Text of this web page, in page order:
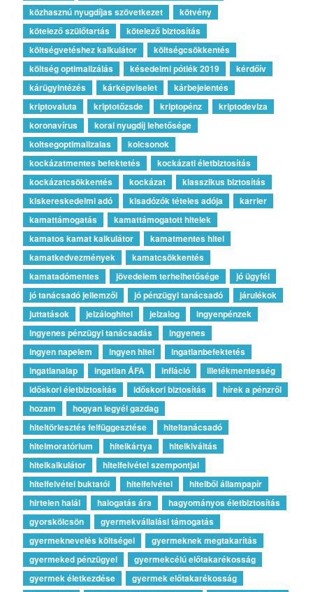
közhasznú nyugdíjas szövetkezet
kötvény
kötelező szülőtartás
kötelező biztosítás
költségvetéshez kalkulátor
költségcsökkentés
költség optimalizálás
késedelmi pótlék 2019
kérdőív
kárügyintézés
kárképviselet
kárbejelentés
kriptovaluta
kriptotőzsde kriptopénz
kriptodeviza
koronavírus
korai nyugdíj lehetősége
koltsegoptimalizalas
kolcsonok
kockázatmentes befektetés
kockázati életbiztosítás
kockázatcsökkentés
kockázat
klasszikus biztosítás
kiskereskedelmi adó
kisadózók tételes adója
karrier
kamattámogatás
kamattámogatott hitelek
kamatos kamat kalkulátor
kamatmentes hitel
kamatkedvezmények
kamatcsökkentés
kamatadómentes
jövedelem terhelhetősége
jó ügyfél
jó tanácsadó jellemzői
jó pénzügyi tanácsadó
járulékok
juttatások
jelzáloghitel jelzalog
ingyenpénzek
ingyenes pénzügyi tanácsadás
ingyenes
ingyen napelem
ingyen hitel
ingatlanbefektetés
ingatlanalap
ingatlan ÁFA infláció
illetékmentesség
időskori életbiztosítás
időskori biztosítás
hírek a pénzről
hozam
hogyan legyél gazdag
hiteltörlesztés felfüggesztése
hiteltanácsadó
hitelmoratórium
hitelkártya
hitelkiváltás
hitelkalkulátor
hitelfelvétel szempontjai
hitelfelvétel buktatói
hitelfelvétel
hitelből állampapír
hirtelen halál
halogatás ára
hagyományos életbiztosítás
gyorskölcsön
gyermekvállalási támogatás
gyermeknevelés költségei
gyermeknek megtakarítás
gyermeked pénzügyei
gyermekcélú előtakarékosság
gyermek életkezdése
gyermek előtakarékosság